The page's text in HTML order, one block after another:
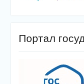
Портал